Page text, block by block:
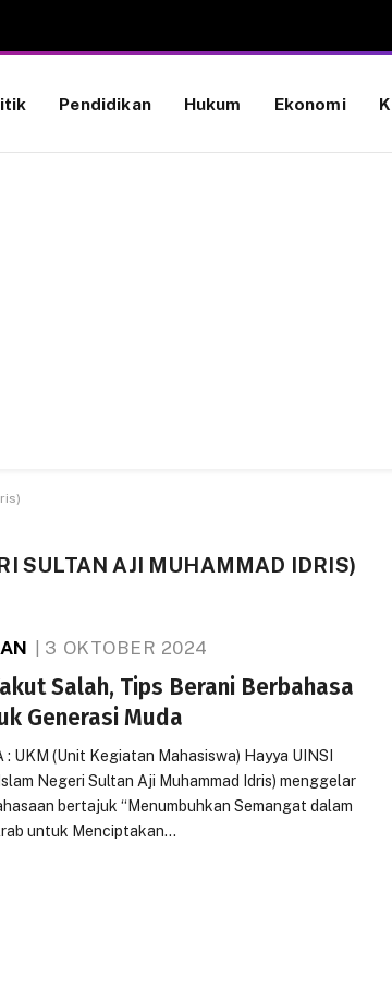
Pendidikan Hukum Ekonomi
SULTAN AJI MUHAMMAD IDRIS)
3 OKTOBER 2024
Salah, Tips Berani Berbahasa
Generasi Muda
: UKM (Unit Kegiatan Mahasiswa) Hayya UINSI
Negeri Sultan Aji Muhammad Idris) menggelar
bertajuk “Menumbuhkan Semangat dalam
untuk Menciptakan…